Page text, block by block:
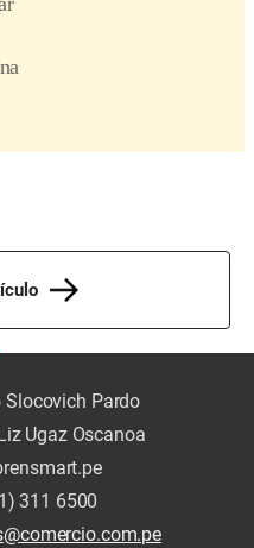
Slocovich Pardo
Ugaz Oscanoa
311 6500